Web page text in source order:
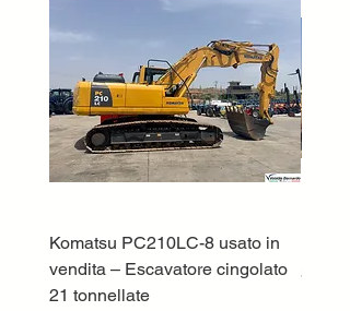
Komatsu PC210LC-8 usato in
vendita – Escavatore cingolato
21 tonnellate
Prezzo